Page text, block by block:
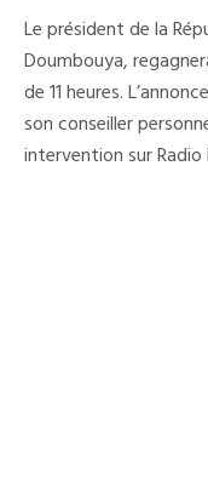
Le président de la
Doumbouya,
de 11 heures.
son conseiller
intervention sur Radio